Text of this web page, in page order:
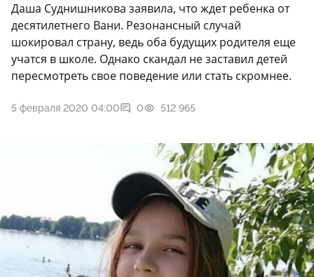
Даша Суднишникова заявила, что ждет ребенка от
десятилетнего Вани. Резонансный случай
шокировал страну, ведь оба будущих родителя еще
учатся в школе. Однако скандал не заставил детей
пересмотреть свое поведение или стать скромнее.
5 февраля 2020 04:00 0 512 965